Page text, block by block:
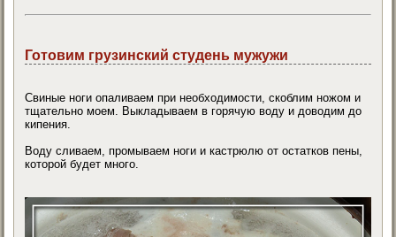
Готовим грузинский студень мужужи
Свиные ноги опаливаем при необходимости, скоблим ножом и
тщательно моем. Выкладываем в горячую воду и доводим до
кипения.
Воду сливаем, промываем ноги и кастрюлю от остатков пены,
которой будет много.